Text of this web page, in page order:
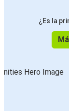
¿Es la